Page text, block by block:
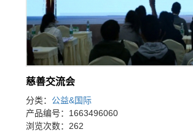
慈善交流会
分类： 公益&国际
产品编号：1663496060
浏览次数：262